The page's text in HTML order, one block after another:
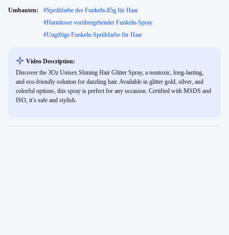
Umbauten: #Sprühfarbe des Funkeln-85g für Haar
#Harmloser vorübergehender Funkeln-Spray
#Ungiftige Funkeln-Sprühfarbe für Haar
Video Description:
Discover the 3Oz Unisex Shining Hair Glitter Spray, a nontoxic, long-lasting,
and eco-friendly solution for dazzling hair. Available in glitter gold, silver, and
colorful options, this spray is perfect for any occasion. Certified with MSDS and
ISO, it’s safe and stylish.